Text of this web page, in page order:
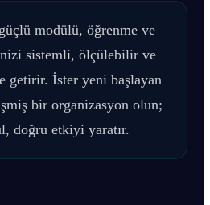
modülü, öğrenme ve
sistemli, ölçülebilir ve
getirir. İster yeni başlayan
bir organizasyon olun;
doğru etkiyi yaratır.